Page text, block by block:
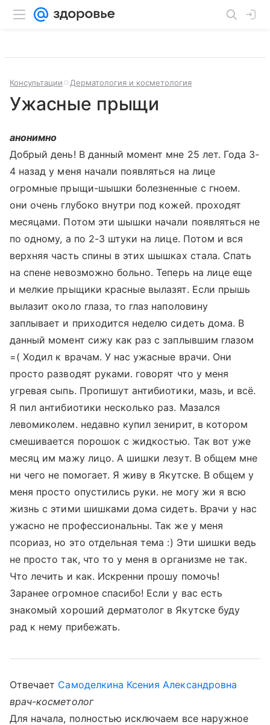
Консультации Дерматология и косметология
Ужасные прыщи
анонимно
Добрый день! В данный момент мне 25 лет. Года 3-
4 назад у меня начали появляться на лице
огромные прыщи-шышки болезненные с гноем.
они очень глубоко внутри под кожей. проходят
месяцами. Потом эти шышки начали появляться не
по одному, а по 2-3 штуки на лице. Потом и вся
верхняя часть спины в этих шышках стала. Спать
на спене невозможно больно. Теперь на лице еще
и мелкие прыщики красные вылазят. Если прышь
вылазит около глаза, то глаз наполовину
заплывает и приходится неделю сидеть дома. В
данный момент сижу как раз с заплывшим глазом
=( Ходил к врачам. У нас ужасные врачи. Они
просто разводят руками. говорят что у меня
угревая сыпь. Пропишут антибиотики, мазь, и всё.
Я пил антибиотики несколько раз. Мазался
левомиколем. недавно купил зенирит, в котором
смешивается порошок с жидкостью. Так вот уже
месяц им мажу лицо. А шишки лезут. В общем мне
ни чего не помогает. Я живу в Якутске. В общем у
меня просто опустились руки. не могу жи я всю
жизнь с этими шишками дома сидеть. Врачи у нас
ужасно не профессиональны. Так же у меня
псориаз, но это отдельная тема :) Эти шишки ведь
не просто так, что то у меня в организме не так.
Что лечить и как. Искренни прошу помочь!
Заранее огромное спасибо! Если у вас есть
знакомый хороший дерматолог в Якутске буду
рад к нему прибежать.
Отвечает Самоделкина Ксения Александровна
врач-косметолог
Для начала, полностью исключаем все наружное